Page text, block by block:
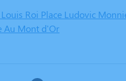
Roi Place Ludovic
Au Mont d'Or